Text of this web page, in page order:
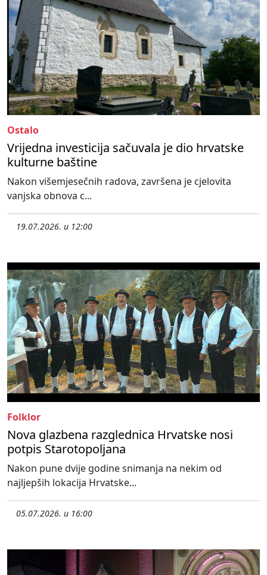
Ostalo
Vrijedna investicija sačuvala je dio hrvatske
kulturne baštine
Nakon višemjesečnih radova, završena je cjelovita
vanjska obnova c...
19.07.2026. u 12:00
Folklor
Nova glazbena razglednica Hrvatske nosi
potpis Starotopoljana
Nakon pune dvije godine snimanja na nekim od
najljepših lokacija Hrvatske...
05.07.2026. u 16:00